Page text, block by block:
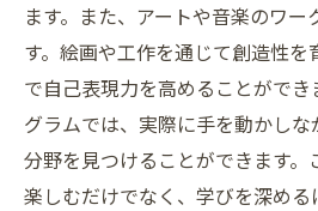
ます。また、アートや音楽のワー
す。絵画や工作を通じて創造性を
で自己表現力を高めることができ
グラムでは、実際に手を動かし
分野を見つけることができます。
楽しむだけでなく、学びを深める